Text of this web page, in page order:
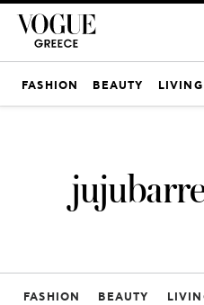
FASHION BEAUTY LIVING
FASHION BEAUTY